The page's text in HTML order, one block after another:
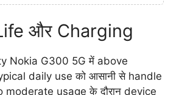
और Charging
Nokia G300 5G में above
daily use को आसानी से handle
moderate usage के दौरान device